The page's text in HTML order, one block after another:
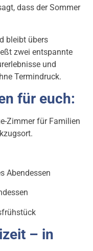
dass der Sommer
bleibt übers
zwei entspannte
und
Termindruck.
für euch:
Zimmer für Familien
Abendessen
– in